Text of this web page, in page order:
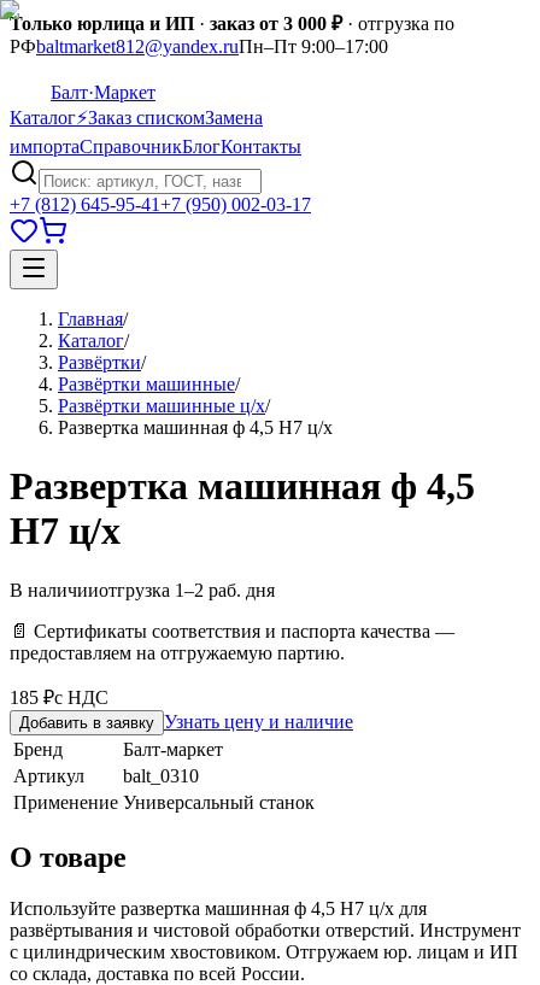
Только юрлица и ИП · заказ от 3 000 ₽· отгрузка по
РФbaltmarket812@yandex.ruПн–Пт 9:00–17:00
Балт·Маркет
Каталог⚡Заказ спискомЗамена
импортаСправочникБлогКонтакты
+7 (812) 645-95-41+7 (950) 002-03-17
Главная/
Каталог/
Развёртки/
Развёртки машинные/
Развёртки машинные ц/х/
Развертка машинная ф 4,5 Н7 ц/х
Развертка машинная ф 4,5
Н7 ц/х
В наличииотгрузка 1–2 раб. дня
📄 Сертификаты соответствия и паспорта качества —
предоставляем на отгружаемую партию.
185 ₽с НДС
Добавить в заявку Узнать цену и наличие
Бренд
Балт-маркет
Артикул
balt_0310
Применение Универсальный станок
О товаре
Используйте развертка машинная ф 4,5 Н7 ц/х для
развёртывания и чистовой обработки отверстий. Инструмент
с цилиндрическим хвостовиком. Отгружаем юр. лицам и ИП
со склада, доставка по всей России.